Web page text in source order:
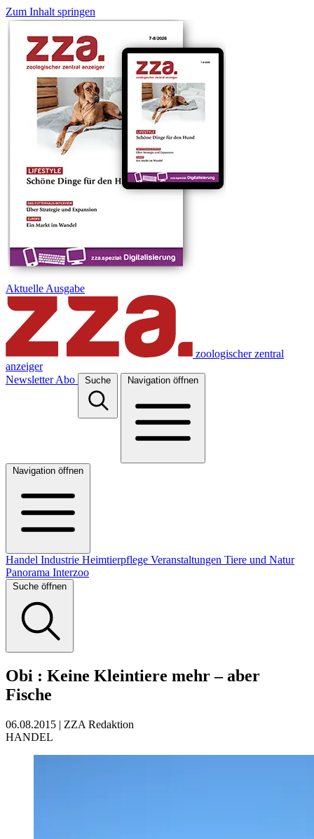
Zum Inhalt springen
Aktuelle Ausgabe
zoologischer zentral
anzeiger
Newsletter Abo Suche Navigation öffnen
Navigation öffnen
Handel Industrie Heimtierpflege Veranstaltungen Tiere und Natur
Panorama Interzoo
Suche öffnen
Obi : Keine Kleintiere mehr – aber
Fische
06.08.2015 | ZZA Redaktion
HANDEL